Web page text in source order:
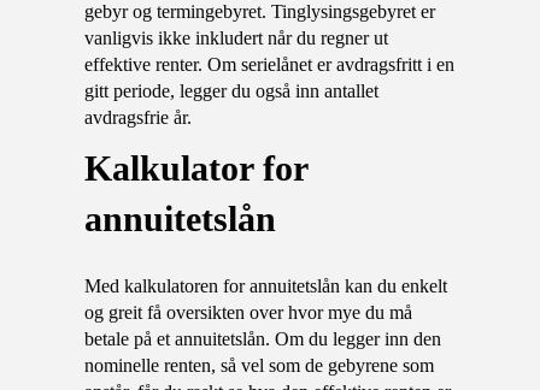
gebyr og termingebyret. Tinglysingsgebyret er
vanligvis ikke inkludert når du regner ut
effektive renter. Om serielånet er avdragsfritt i en
gitt periode, legger du også inn antallet
avdragsfrie år.
kalkulator for
annuitetslån
Med kalkulatoren for annuitetslån kan du enkelt
og greit få oversikten over hvor mye du må
betale på et annuitetslån. Om du legger inn den
nominelle renten, så vel som de gebyrene som